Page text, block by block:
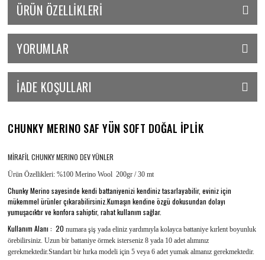
ÜRÜN ÖZELLIKLERI
YORUMLAR
İADE KOŞULLARI
CHUNKY MERINO SAF YÜN SOFT DOĞAL İPLİK
MİRAFİL CHUNKY MERINO DEV YÜNLER
Ürün Özellikleri: %100 Merino Wool 200gr / 30 mt
Chunky Merino sayesinde kendi battaniyenizi kendiniz tasarlayabilir, eviniz için
mükemmel ürünler çıkarabilirsiniz.Kumaşın kendine özgü dokusundan dolayı
yumuşacıktır ve konfora sahiptir, rahat kullanım sağlar.
Kullanım Alanı : 20 numara şiş yada eliniz yardımıyla kolayca battaniye kırlent boyunluk
örebilirsiniz. Uzun bir battaniye örmek isterseniz 8 yada 10 adet alımınız
gerekmektedir.Standart bir hırka modeli için 5 veya 6 adet yumak almanız gerekmektedir.